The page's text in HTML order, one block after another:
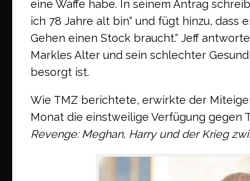
eine Waffe habe. In seinem Antrag
ich 78 Jahre alt bin“ und fügt hinzu, dass
Gehen einen Stock braucht.“ Jeff
Markles Alter und sein schlechter
besorgt ist.
Wie TMZ berichtete, erwirkte der
Monat die einstweilige Verfügung gegen
Revenge: Meghan, Harry und der Krieg